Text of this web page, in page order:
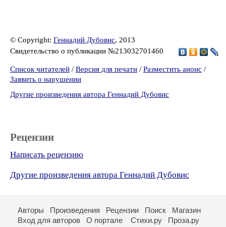
© Copyright: Геннадий Дубовис, 2013
Свидетельство о публикации №213032701460
Список читателей / Версия для печати / Разместить анонс /
Заявить о нарушении
Другие произведения автора Геннадий Дубовис
Рецензии
Написать рецензию
Другие произведения автора Геннадий Дубовис
Авторы Произведения Рецензии Поиск
Магазин
Вход для авторов
О портале Стихи.ру Проза.ру